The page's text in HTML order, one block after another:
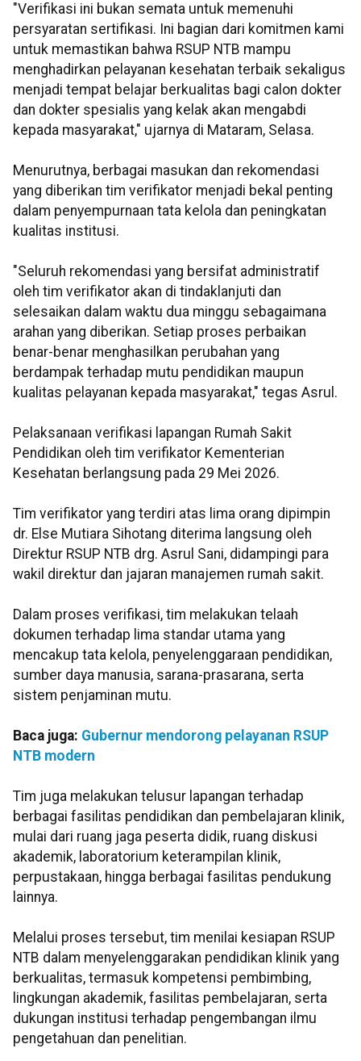
"Verifikasi ini bukan semata untuk memenuhi
persyaratan sertifikasi. Ini bagian dari komitmen kami
untuk memastikan bahwa RSUP NTB mampu
menghadirkan pelayanan kesehatan terbaik sekaligus
menjadi tempat belajar berkualitas bagi calon dokter
dan dokter spesialis yang kelak akan mengabdi
kepada masyarakat," ujarnya di Mataram, Selasa.
Menurutnya, berbagai masukan dan rekomendasi
yang diberikan tim verifikator menjadi bekal penting
dalam penyempurnaan tata kelola dan peningkatan
kualitas institusi.
"Seluruh rekomendasi yang bersifat administratif
oleh tim verifikator akan di tindaklanjuti dan
selesaikan dalam waktu dua minggu sebagaimana
arahan yang diberikan. Setiap proses perbaikan
benar-benar menghasilkan perubahan yang
berdampak terhadap mutu pendidikan maupun
kualitas pelayanan kepada masyarakat," tegas Asrul.
Pelaksanaan verifikasi lapangan Rumah Sakit
Pendidikan oleh tim verifikator Kementerian
Kesehatan berlangsung pada 29 Mei 2026.
Tim verifikator yang terdiri atas lima orang dipimpin
dr. Else Mutiara Sihotang diterima langsung oleh
Direktur RSUP NTB drg. Asrul Sani, didampingi para
wakil direktur dan jajaran manajemen rumah sakit.
Dalam proses verifikasi, tim melakukan telaah
dokumen terhadap lima standar utama yang
mencakup tata kelola, penyelenggaraan pendidikan,
sumber daya manusia, sarana-prasarana, serta
sistem penjaminan mutu.
Baca juga: Gubernur mendorong pelayanan RSUP
NTB modern
Tim juga melakukan telusur lapangan terhadap
berbagai fasilitas pendidikan dan pembelajaran klinik,
mulai dari ruang jaga peserta didik, ruang diskusi
akademik, laboratorium keterampilan klinik,
perpustakaan, hingga berbagai fasilitas pendukung
lainnya.
Melalui proses tersebut, tim menilai kesiapan RSUP
NTB dalam menyelenggarakan pendidikan klinik yang
berkualitas, termasuk kompetensi pembimbing,
lingkungan akademik, fasilitas pembelajaran, serta
dukungan institusi terhadap pengembangan ilmu
pengetahuan dan penelitian.